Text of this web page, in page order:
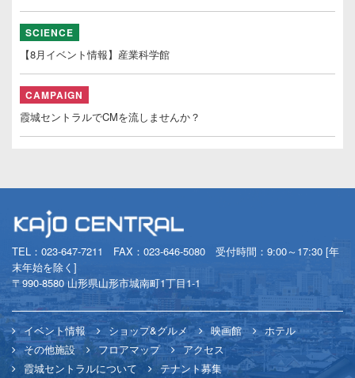
SCIENCE
【8月イベント情報】産業科学館
CAMPAIGN
霞城セントラルでCMを流しませんか？
TEL： 023-647-7211
FAX：023-646-5080 受付時間：9:00～17:30 [年
末年始を除く]
〒990-8580 山形県山形市城南町1丁目1-1
イベント情報 ショップ&グルメ 映画館
ホテル
その他施設
フロアマップ
アクセス
霞城セントラルについて
テナント募集